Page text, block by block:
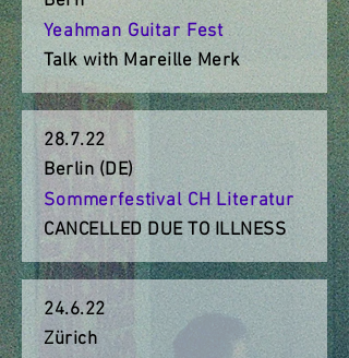
Yeahman Guitar Fest
Talk with Mareille Merk
28.7.22
Berlin (DE)
Sommerfestival CH Literatur
CANCELLED DUE TO ILLNESS
24.6.22
Zürich